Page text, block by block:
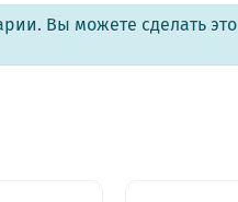
Вы можете сделать это